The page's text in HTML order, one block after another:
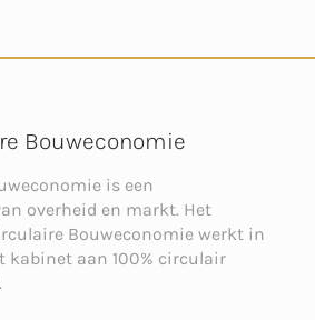
Bouweconomie
is een
overheid en markt. Het
Bouweconomie werkt in
kabinet aan 100% circulair